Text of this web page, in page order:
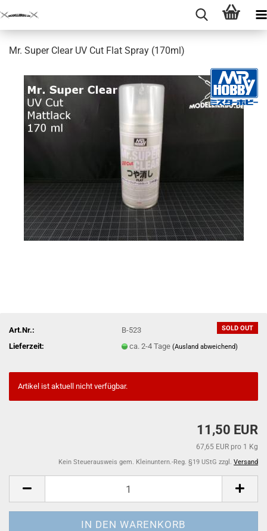
Mr. Super Clear UV Cut Flat Spray (170ml)
SOLD OUT
Art.Nr.:
B-523
Lieferzeit:
ca. 2-4 Tage(Ausland abweichend)
Artikel ist aktuell nicht verfügbar.
11,50 EUR
67,65 EUR pro 1 Kg
Kein Steuerausweis gem. Kleinuntern.-Reg. §19 UStG zzgl. Versand